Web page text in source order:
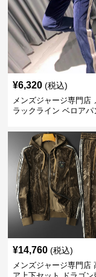
¥6,320 (税込)
メンズジャージ専門店
ラックライン ベロアパ
¥14,760 (税込)
メンズジャージ専門店